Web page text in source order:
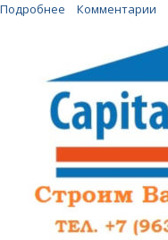
Подробнее
загадили
землю
в
Перелюбском
районе
Комментарии